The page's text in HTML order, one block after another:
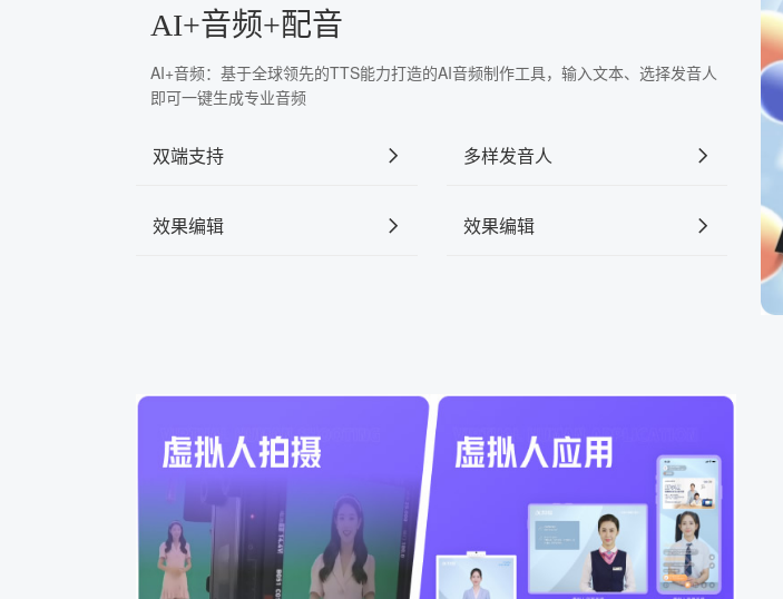
AI+音频+配音
AI+音频：基于全球领先的TTS能力打造的AI音频制作工具，输入文本、选择发音人
即可一键生成专业音频
双端支持 多样发音人
效果编辑 效果编辑